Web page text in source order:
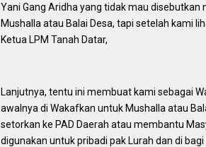
Yani Gang Aridha yang tidak mau
Mushalla atau Balai Desa, tapi setelah kami
Ketua LPM Tanah Datar,
Lanjutnya, tentu ini membuat kami sebagai
awalnya di Wakafkan untuk Mushalla atau
setorkan ke PAD Daerah atau membantu
digunakan untuk pribadi pak Lurah dan di